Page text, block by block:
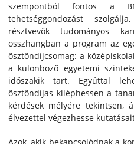
szempontból fontos a
tehetséggondozást
résztvevők tudományos
összhangban a program az
ösztöndíjcsomag: a
a különböző egyetemi
időszakik tart. Egyúttal
ösztöndíjas kiléphessen a
kérdések mélyére tekintsen,
élvezettel végezhesse